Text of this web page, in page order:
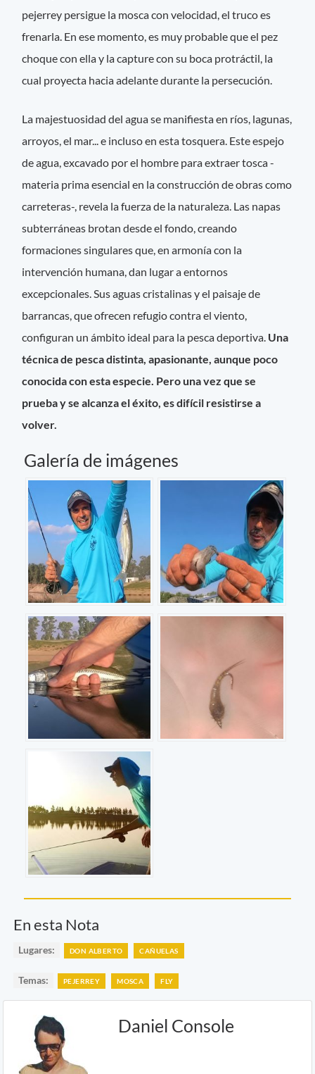
pejerrey persigue la mosca con velocidad, el truco es
frenarla. En ese momento, es muy probable que el pez
choque con ella y la capture con su boca protráctil, la
cual proyecta hacia adelante durante la persecución.
La majestuosidad del agua se manifiesta en ríos, lagunas,
arroyos, el mar... e incluso en esta tosquera. Este espejo
de agua, excavado por el hombre para extraer tosca -
materia prima esencial en la construcción de obras como
carreteras-, revela la fuerza de la naturaleza. Las napas
subterráneas brotan desde el fondo, creando
formaciones singulares que, en armonía con la
intervención humana, dan lugar a entornos
excepcionales. Sus aguas cristalinas y el paisaje de
barrancas, que ofrecen refugio contra el viento,
configuran un ámbito ideal para la pesca deportiva. Una
técnica de pesca distinta, apasionante, aunque poco
conocida con esta especie. Pero una vez que se
prueba y se alcanza el éxito, es difícil resistirse a
volver.
Galería de imágenes
En esta Nota
Lugares: DON ALBERTO CAÑUELAS
Temas: PEJERREY MOSCA FLY
Daniel Console